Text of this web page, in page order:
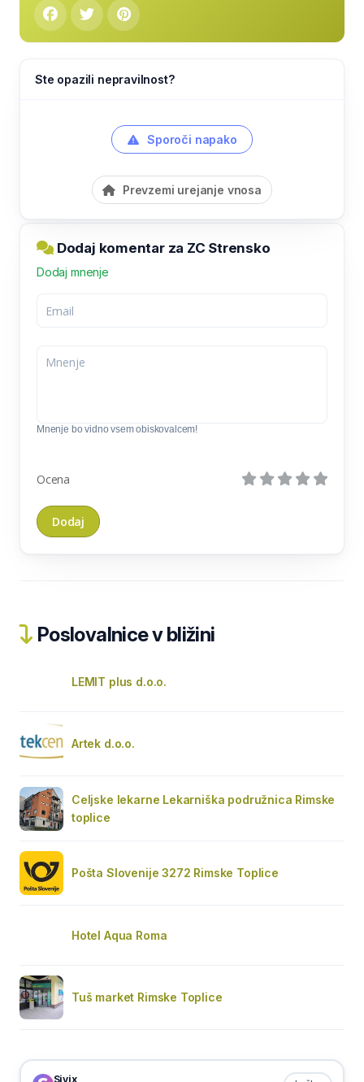
Ste opazili nepravilnost?
Sporoči napako
Prevzemi urejanje vnosa
Dodaj komentar za ZC Strensko
Dodaj mnenje
Mnenje bo vidno vsem obiskovalcem!
Ocena
Poslovalnice v bližini
LEMIT plus d.o.o.
Artek d.o.o.
Celjske lekarne Lekarniška podružnica Rimske
toplice
Pošta Slovenije 3272 Rimske Toplice
Hotel Aqua Roma
Tuš market Rimske Toplice
Sivix